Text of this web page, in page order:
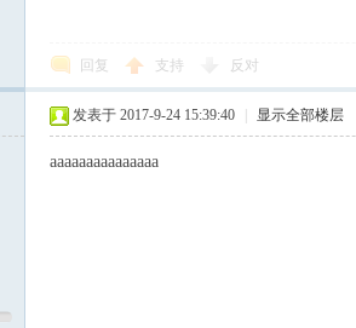
回复 支持 反对
发表于 2017-9-24 15:39:40 显示全部楼层
aaaaaaaaaaaaaaa